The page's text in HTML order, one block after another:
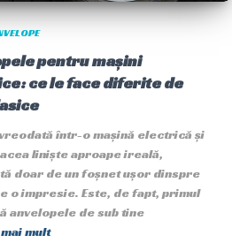
pentru mașini
ce le face diferite de
într-o mașină electrică și
liniște aproape ireală,
doar de un foșnet ușor dinspre
o impresie. Este, de fapt, primul
anvelopele de sub tine
mult